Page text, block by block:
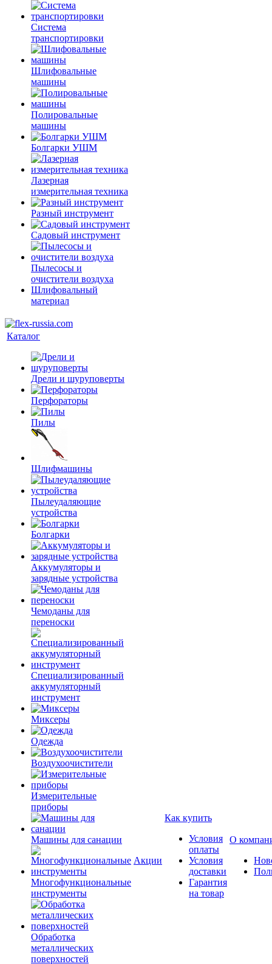
Система
транспортировки
Шлифовальные
машины
Полировальные
машины
Болгарки УШМ
Лазерная
измерительная техника
Разный инструмент
Садовый инструмент
Пылесосы и
очистители воздуха
Шлифовальный
материал
Каталог
Дрели и шуруповерты
Перфораторы
Пилы
Шлифмашины
Пылеудаляющие
устройства
Болгарки
Аккумуляторы и
зарядные устройства
Чемоданы для
переноски
Специализированный
аккумуляторный
инструмент
Миксеры
Одежда
Воздухоочистители
Измерительные
приборы
Машины для санации
Многофункциональные
инструменты
Обработка
металлических
поверхностей
Акции
Как купить
Условия
оплаты
Условия
доставки
Гарантия
на товар
О